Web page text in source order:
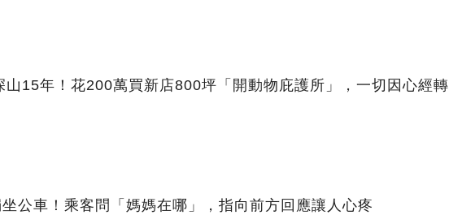
山15年！花200萬買新店800坪「開動物庇護所」，一切因心經轉
公車！乘客問「媽媽在哪」，指向前方回應讓人心疼